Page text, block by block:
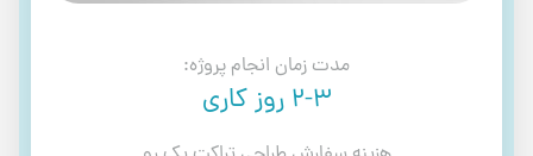
مدت زمان انجام پروژه:
2-3 روز کاری